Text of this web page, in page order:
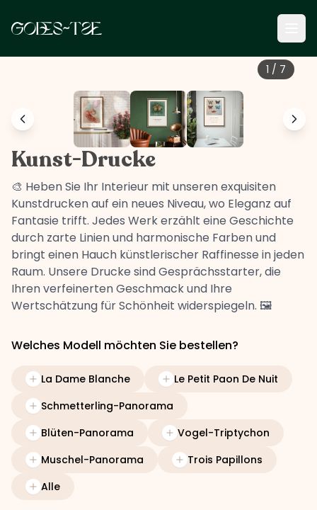
1 / 7
Kunst-Drucke
🎨 Heben Sie Ihr Interieur mit unseren exquisiten
Kunstdrucken auf ein neues Niveau, wo Eleganz auf
Fantasie trifft. Jedes Werk erzählt eine Geschichte
durch zarte Linien und harmonische Farben und
bringt einen Hauch künstlerischer Raffinesse in jeden
Raum. Unsere Drucke sind Gesprächsstarter, die
Ihren verfeinerten Geschmack und Ihre
Wertschätzung für Schönheit widerspiegeln. 🖼️
Welches Modell möchten Sie bestellen?
La Dame Blanche
Le Petit Paon De Nuit
Schmetterling-Panorama
Blüten-Panorama
Vogel-Triptychon
Muschel-Panorama
Trois Papillons
Alle